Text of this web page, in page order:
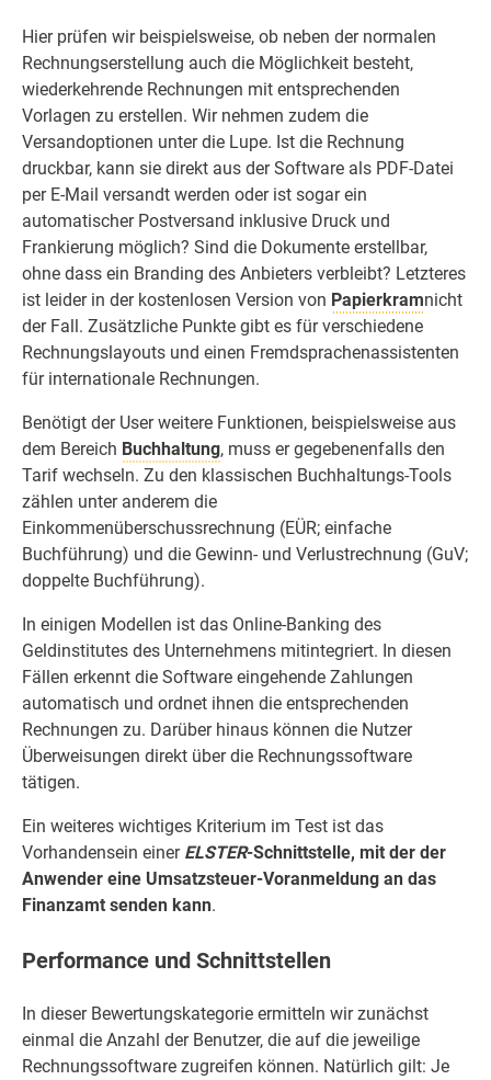
Hier prüfen wir beispielsweise, ob neben der normalen
Rechnungserstellung auch die Möglichkeit besteht,
wiederkehrende Rechnungen mit entsprechenden
Vorlagen zu erstellen. Wir nehmen zudem die
Versandoptionen unter die Lupe. Ist die Rechnung
druckbar, kann sie direkt aus der Software als PDF-Datei
per E-Mail versandt werden oder ist sogar ein
automatischer Postversand inklusive Druck und
Frankierung möglich? Sind die Dokumente erstellbar,
ohne dass ein Branding des Anbieters verbleibt? Letzteres
ist leider in der kostenlosen Version von Papierkramnicht
der Fall. Zusätzliche Punkte gibt es für verschiedene
Rechnungslayouts und einen Fremdsprachenassistenten
für internationale Rechnungen.
Benötigt der User weitere Funktionen, beispielsweise aus
dem Bereich Buchhaltung, muss er gegebenenfalls den
Tarif wechseln. Zu den klassischen Buchhaltungs-Tools
zählen unter anderem die
Einkommenüberschussrechnung (EÜR; einfache
Buchführung) und die Gewinn- und Verlustrechnung (GuV;
doppelte Buchführung).
In einigen Modellen ist das Online-Banking des
Geldinstitutes des Unternehmens mitintegriert. In diesen
Fällen erkennt die Software eingehende Zahlungen
automatisch und ordnet ihnen die entsprechenden
Rechnungen zu. Darüber hinaus können die Nutzer
Überweisungen direkt über die Rechnungssoftware
tätigen.
Ein weiteres wichtiges Kriterium im Test ist das
Vorhandensein einer ELSTER-Schnittstelle, mit der der
Anwender eine Umsatzsteuer-Voranmeldung an das
Finanzamt senden kann.
Performance und Schnittstellen
In dieser Bewertungskategorie ermitteln wir zunächst
einmal die Anzahl der Benutzer, die auf die jeweilige
Rechnungssoftware zugreifen können. Natürlich gilt: Je